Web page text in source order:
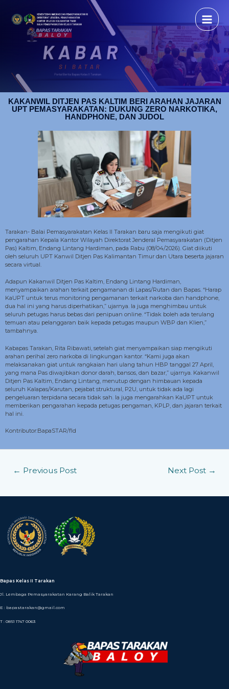
KAKANWIL DITJEN PAS KALTIM BERI ARAHAN JAJARAN
UPT PEMASYARAKATAN: DUKUNG ZERO NARKOTIKA,
HANDPHONE, DAN JUDOL
Tarakan- Balai Pemasyarakatan Kelas II Tarakan baru saja mengikuti giat
pengarahan Kepala Kantor Wilayah Direktorat Jenderal Pemasyarakatan (Ditjen
Pas) Kaltim, Endang Lintang Hardiman, pada Rabu (08/04/2026). Giat diikuti
oleh seluruh UPT Kanwil Ditjen Pas Kalimantan Timur dan Utara beserta jajaran
secara virtual.
Adapun Kakanwil Ditjen Pas Kaltim, Endang Lintang Hardiman,
menyampaikan arahan terkait pengamanan di Lapas/Rutan dan Bapas. “Harap
KaUPT untuk terus monitoring pengamanan terkait narkoba dan handphone,
dua hal ini yang harus diperhatikan,” ujarnya. Ia juga menghimbau untuk
seluruh petugas harus bebas dari penipuan online. “Tidak boleh ada terulang
temuan atau pelanggaran baik kepada petugas maupun WBP dan Klien,”
tambahnya.
Kabapas Tarakan, Rita Ribawati, setelah giat menyampaikan siap mengikuti
arahan perihal zero narkoba di lingkungan kantor. “Kami juga akan
melaksanakan giat untuk rangkaian hari ulang tahun HBP tanggal 27 April,
yang mana Pas diwajibkan donor darah, bansos, dan bazar,” ujarnya. Kakanwil
Ditjen Pas Kaltim, Endang Lintang, menutup dengan himbauan kepada
seluruh Kalapas/Karutan, pejabat struktural, P2U, untuk tidak ada lagi
pengeluaran terpidana secara tidak sah. Ia juga mengarahkan KaUPT untuk
memberikan pengarahan kepada petugas pengaman, KPLP, dan jajaran terkait
hal ini.
Kontributor:BapaSTAR/fld
← Previous Post Next Post →
Bapas Kelas II Tarakan
Jl. Lembaga Pemasyarakatan Karang Balik Tarakan
E : bapastarakan@gmail.com
T : 0851 1747 0063